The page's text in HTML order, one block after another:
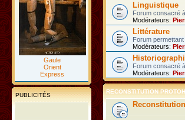
Gaule
Orient
Express
PUBLICITÉS
Linguistique
Forum consacré
Modérateurs:
Littérature
Forum
Modérateurs:
Forum consacré
Modérateurs:
RECONSTITUTION